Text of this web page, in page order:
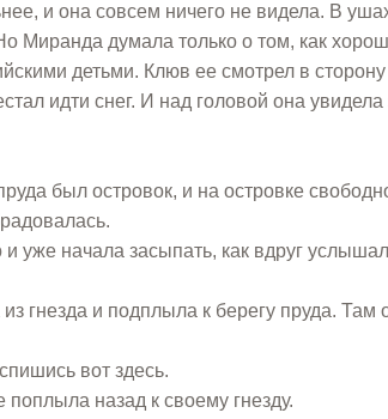
и она совсем ничего не видела. В
Миранда думала только о том, как
детьми. Клюв ее смотрел в
идти снег. И над головой она
был островок, и на островке
уже начала засыпать, как вдруг
гнезда и подплыла к берегу пруда. Там
вот здесь.
назад к своему гнезду.